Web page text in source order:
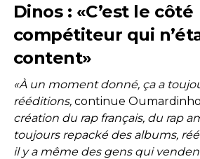
Dinos : «C’est le côté
compétiteur qui
content»
«À un moment donné, ça a
rééditions, continue Oumardinho
création du rap français, du rap
toujours repacké des albums,
il y a même des gens qui